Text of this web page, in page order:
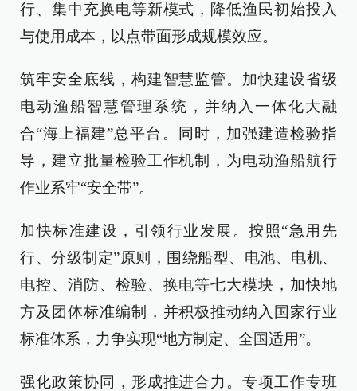
行、集中充换电等新模式，降低渔民初始投入
与使用成本，以点带面形成规模效应。
筑牢安全底线，构建智慧监管。加快建设省级
电动渔船智慧管理系统，并纳入一体化大融
合“海上福建”总平台。同时，加强建造检验指
导，建立批量检验工作机制，为电动渔船航行
作业系牢“安全带”。
加快标准建设，引领行业发展。按照“急用先
行、分级制定”原则，围绕船型、电池、电机、
电控、消防、检验、换电等七大模块，加快地
方及团体标准编制，并积极推动纳入国家行业
标准体系，力争实现“地方制定、全国适用”。
强化政策协同，形成推进合力。专项工作专班